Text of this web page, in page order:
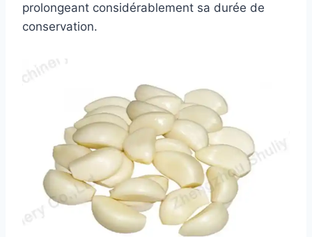
prolongeant considérablement sa durée de
conservation.